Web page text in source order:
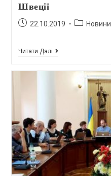
Швеції
22.10.2019 Новини
Читати Далі